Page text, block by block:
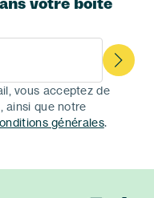
vous acceptez de
ainsi que notre
générales.